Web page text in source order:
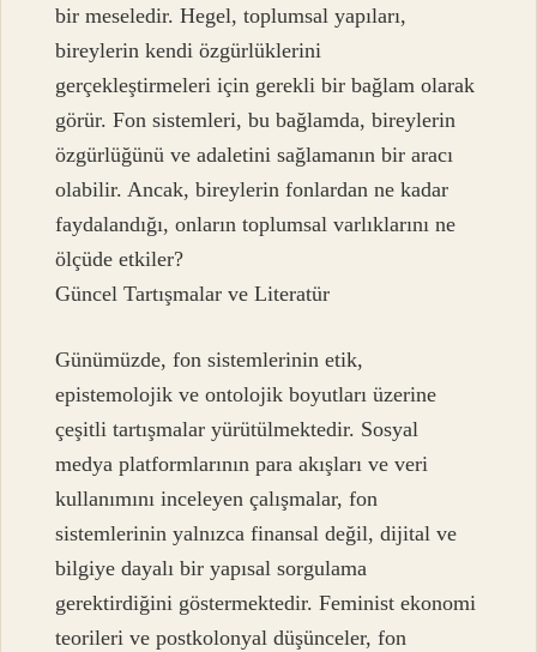
bir meseledir. Hegel, toplumsal yapıları,
bireylerin kendi özgürlüklerini
gerçekleştirmeleri için gerekli bir bağlam olarak
görür. Fon sistemleri, bu bağlamda, bireylerin
özgürlüğünü ve adaletini sağlamanın bir aracı
olabilir. Ancak, bireylerin fonlardan ne kadar
faydalandığı, onların toplumsal varlıklarını ne
ölçüde etkiler?
Güncel Tartışmalar ve Literatür
Günümüzde, fon sistemlerinin etik,
epistemolojik ve ontolojik boyutları üzerine
çeşitli tartışmalar yürütülmektedir. Sosyal
medya platformlarının para akışları ve veri
kullanımını inceleyen çalışmalar, fon
sistemlerinin yalnızca finansal değil, dijital ve
bilgiye dayalı bir yapısal sorgulama
gerektirdiğini göstermektedir. Feminist ekonomi
teorileri ve postkolonyal düşünceler, fon